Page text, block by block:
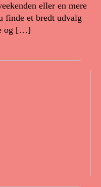
eller en mere
finde et bredt udvalg
og […]